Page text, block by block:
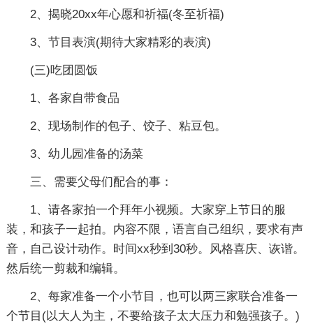
2、揭晓20xx年心愿和祈福(冬至祈福)
3、节目表演(期待大家精彩的表演)
(三)吃团圆饭
1、各家自带食品
2、现场制作的包子、饺子、粘豆包。
3、幼儿园准备的汤菜
三、需要父母们配合的事：
1、请各家拍一个拜年小视频。大家穿上节日的服
装，和孩子一起拍。内容不限，语言自己组织，要求有声
音，自己设计动作。时间xx秒到30秒。风格喜庆、诙谐。
然后统一剪裁和编辑。
2、每家准备一个小节目，也可以两三家联合准备一
个节目(以大人为主，不要给孩子太大压力和勉强孩子。)